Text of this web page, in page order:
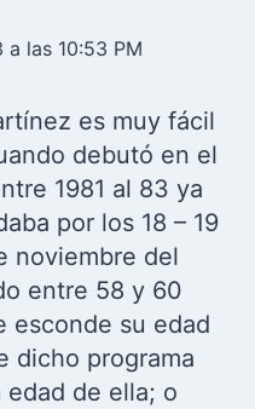
las 10:53 PM
es muy fácil
debutó en el
1981 al 83 ya
por los 18 – 19
noviembre del
entre 58 y 60
esconde su edad
dicho programa
de ella; o